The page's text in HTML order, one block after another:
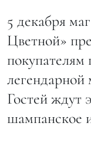
5 декабря
Цветной»
Гостей ждут
шампанское